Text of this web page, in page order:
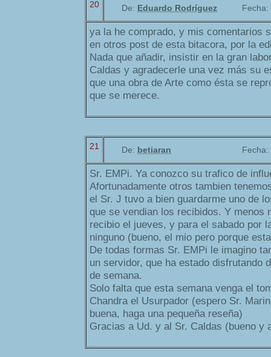
20 De: Eduardo Rodríguez Fecha:
ya la he comprado, y mis comentarios
en otros post de esta bitacora, por la
Nada que añadir, insistir en la gran
Caldas y agradecerle una vez más su
que una obra de Arte como ésta se
que se merece.
21 De: betiaran Fecha:
Sr. EMPi. Ya conozco su trafico de
Afortunadamente otros tambien
el Sr. J tuvo a bien guardarme uno de
que se vendian los recibidos. Y menos
recibio el jueves, y para el sabado por
ninguno (bueno, el mio pero porque
De todas formas Sr. EMPi le imagino
un servidor, que ha estado disfrutando
de semana.
Solo falta que esta semana venga el
Chandra el Usurpador (espero Sr.
buena, haga una pequeña reseña)
Gracias a Ud. y al Sr. Caldas (bueno y